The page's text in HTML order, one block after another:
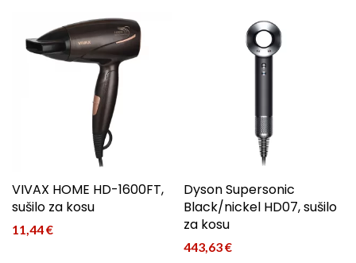
VIVAX HOME HD-1600FT,
sušilo za kosu
11,44€
Dyson Supersonic
Black/nickel HD07, sušilo
za kosu
443,63€